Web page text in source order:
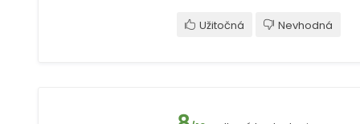
Užitočná Nevhodná